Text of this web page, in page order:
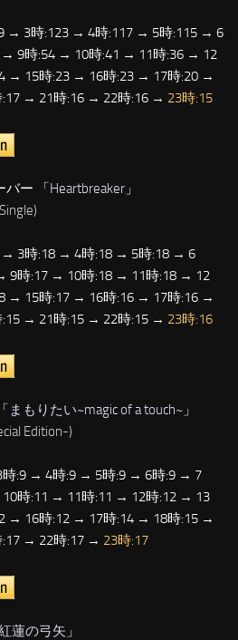
→ 3時:123 → 4時:117 → 5時:115 → 6
9時:54 → 10時:41 → 11時:36 → 12
→ 15時:23 → 16時:23 → 17時:20 →
→ 21時:16 → 22時:16 → 23時:15
バー 「Heartbreaker 」
3時:18 → 4時:18 → 5時:18 → 6
9時:17 → 10時:18 → 11時:18 → 12
→ 15時:17 → 16時:16 → 17時:16 →
→ 21時:15 → 22時:15 → 23時:16
まもりたい~magic of a touch~ 」
Edition-)
:9 → 4時:9 → 5時:9 → 6時:9 → 7
時:11 → 11時:11 → 12時:12 → 13
→ 16時:12 → 17時:14 → 18時:15 →
→ 22時:17 → 23時:17
蓮の弓矢 」